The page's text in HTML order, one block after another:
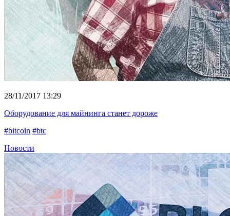
28/11/2017 13:29
Оборудование для майнинга станет дороже
#bitcoin #btc
Новости